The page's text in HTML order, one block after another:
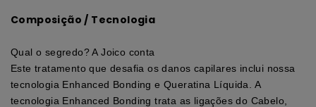
Composição / Tecnologia
Qual o segredo? A Joico conta
Este tratamento que desafia os danos capilares inclui nossa
tecnologia Enhanced Bonding e Queratina Líquida. A
tecnologia Enhanced Bonding trata as ligações do Cabelo,